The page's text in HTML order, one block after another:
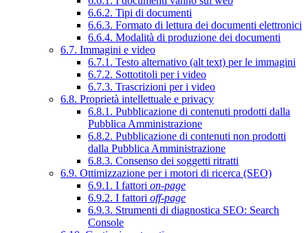
6.6.2. Tipi di documenti
6.6.3. Formato di lettura dei documenti elettronici
6.6.4. Modalità di produzione dei documenti
6.7. Immagini e video
6.7.1. Testo alternativo (alt text) per le immagini
6.7.2. Sottotitoli per i video
6.7.3. Trascrizioni per i video
6.8. Proprietà intellettuale e privacy
6.8.1. Pubblicazione di contenuti prodotti dalla
Pubblica Amministrazione
6.8.2. Pubblicazione di contenuti non prodotti
dalla Pubblica Amministrazione
6.8.3. Consenso dei soggetti ritratti
6.9. Ottimizzazione per i motori di ricerca (SEO)
6.9.1. I fattori on-page
6.9.2. I fattori off-page
6.9.3. Strumenti di diagnostica SEO: Search
Console